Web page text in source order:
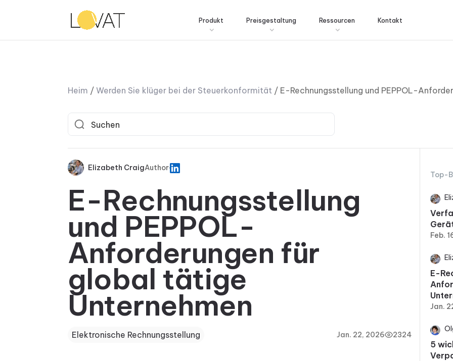
Produkt Preisgestaltung Ressourcen Kontakt
Heim /Werden Sie klüger bei der Steuerkonformität / E-Rechnungsstellung und PEPPOL-
Elizabeth CraigAuthor
E-Rechnungsstellung
und PEPPOL-
Anforderungen für
global tätige
Unternehmen
Elektronische Rechnungsstellung Jan. 22, 2026 2324
Top-
Feb.
E-
Jan.
5